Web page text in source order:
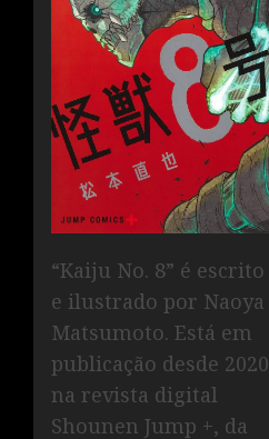
“Kaiju No. 8” é escrito
e ilustrado por Naoya
Matsumoto. Está em
publicação desde 2020
na revista digital
Shounen Jump +, da